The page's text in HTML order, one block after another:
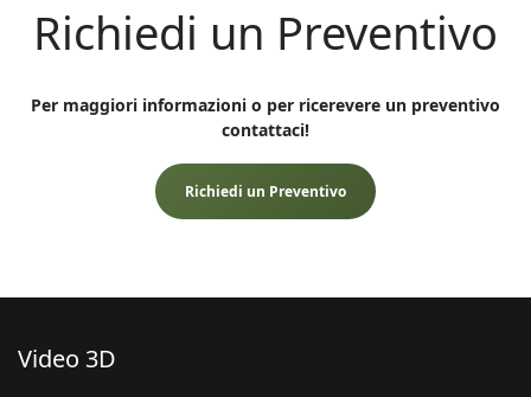
Richiedi un Preventivo
Per maggiori informazioni o per ricerevere un preventivo
contattaci!
Richiedi un Preventivo
Video 3D